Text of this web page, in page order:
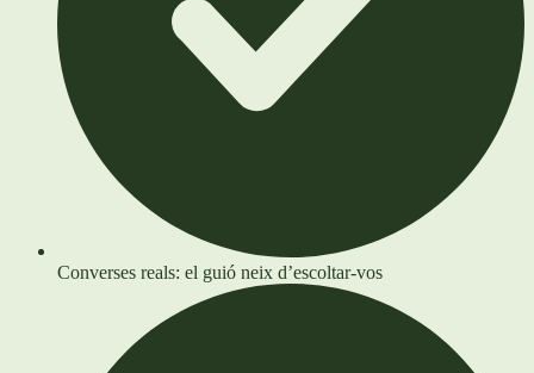
Converses reals: el guió neix d’escoltar-vos